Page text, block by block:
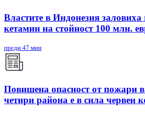
Властите в Индонезия заловиха
кетамин на стойност 100 млн.
преди 47 мин
Повишена опасност от пожари
четири района е в сила червен